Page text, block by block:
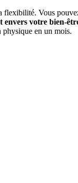
flexibilité. Vous
envers votre bien-
physique en un mois.